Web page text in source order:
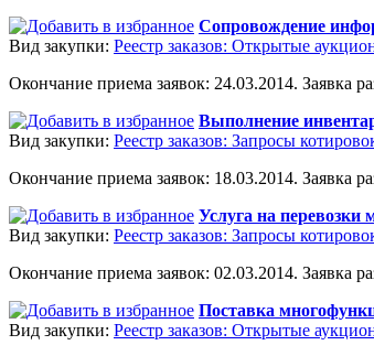
Сопровождение
Вид закупки: Реестр заказов: Открытые
Окончание приема заявок: 24.03.2014. Заявка
Выполнение
Вид закупки: Реестр заказов: Запросы
Окончание приема заявок: 18.03.2014. Заявка
Услуга на перевозки
Вид закупки: Реестр заказов: Запросы
Окончание приема заявок: 02.03.2014. Заявка
Поставка
Вид закупки: Реестр заказов: Открытые